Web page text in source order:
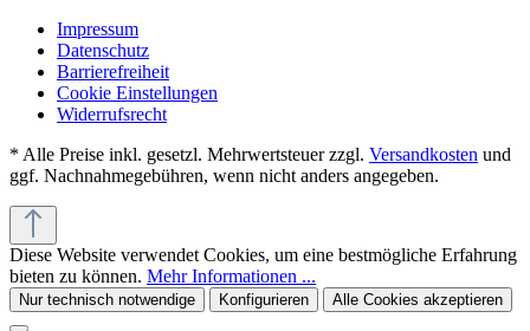
Impressum
Datenschutz
Barrierefreiheit
Cookie Einstellungen
Widerrufsrecht
* Alle Preise inkl. gesetzl. Mehrwertsteuer zzgl. Versandkosten und
ggf. Nachnahmegebühren, wenn nicht anders angegeben.
Diese Website verwendet Cookies, um eine bestmögliche Erfahrung
bieten zu können. Mehr Informationen ...
Nur technisch notwendige Konfigurieren Alle Cookies akzeptieren